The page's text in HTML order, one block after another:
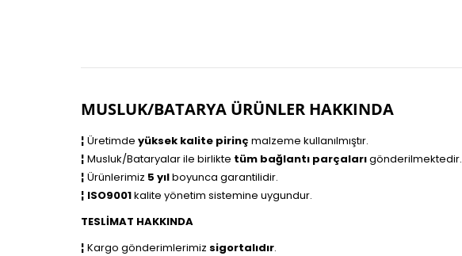
MUSLUK/BATARYA ÜRÜNLER HAKKINDA
¦ Üretimde yüksek kalite pirinç malzeme kullanılmıştır.
¦ Musluk/Bataryalar ile birlikte tüm bağlantı parçalarıgönderilmektedir.
¦ Ürünlerimiz 5 yılboyunca garantilidir.
¦ ISO9001kalite yönetim sistemine uygundur.
TESLİMAT HAKKINDA
¦ Kargo gönderimlerimiz sigortalıdır.